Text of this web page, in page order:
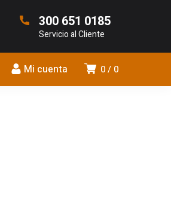
300 651 0185
Servicio al Cliente
0 0
Mi cuenta